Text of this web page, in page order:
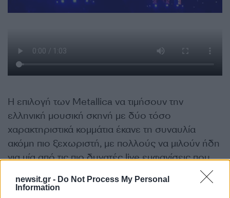
newsit.gr - Do Not Process My Personal
Information
Η επιλογή των Metallica να τιμήσουν την
ελληνική μουσική σκηνή με δύο τόσο
χαρακτηριστικά κομμάτια έκανε τη συναυλία
ακόμη πιο ξεχωριστή, με πολλούς να μιλούν ήδη
για μία από τις πιο δυνατές live εμφανίσεις που